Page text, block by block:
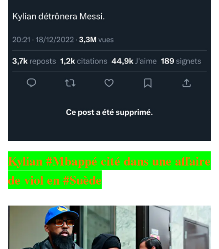
Kylian #Mbappé cité dans une affaire
de viol en #Suède